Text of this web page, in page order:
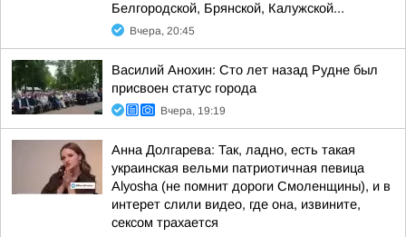
Белгородской, Брянской, Калужской...
Вчера, 20:45
Василий Анохин: Сто лет назад Рудне был
присвоен статус города
Вчера, 19:19
Анна Долгарева: Так, ладно, есть такая
украинская вельми патриотичная певица
Alyosha (не помнит дороги Смоленщины), и в
интерет слили видео, где она, извините,
сексом трахается